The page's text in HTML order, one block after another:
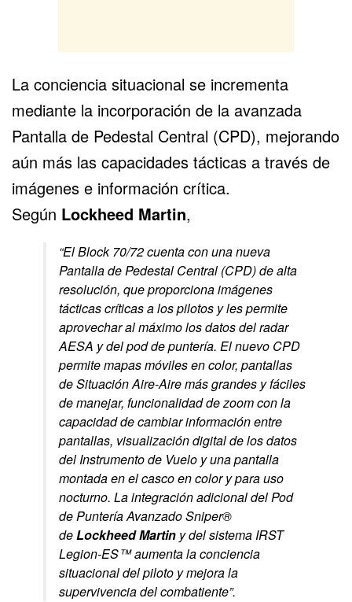
La conciencia situacional se incrementa
mediante la incorporación de la avanzada
Pantalla de Pedestal Central (CPD), mejorando
aún más las capacidades tácticas a través de
imágenes e información crítica.
Según Lockheed Martin,
“El Block 70/72 cuenta con una nueva
Pantalla de Pedestal Central (CPD) de alta
resolución, que proporciona imágenes
tácticas críticas a los pilotos y les permite
aprovechar al máximo los datos del radar
AESA y del pod de puntería. El nuevo CPD
permite mapas móviles en color, pantallas
de Situación Aire-Aire más grandes y fáciles
de manejar, funcionalidad de zoom con la
capacidad de cambiar información entre
pantallas, visualización digital de los datos
del Instrumento de Vuelo y una pantalla
montada en el casco en color y para uso
nocturno. La integración adicional del Pod
de Puntería Avanzado Sniper®
deLockheed Martin y del sistema IRST
Legion-ES™ aumenta la conciencia
situacional del piloto y mejora la
supervivencia del combatiente”.